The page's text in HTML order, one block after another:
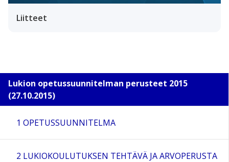
Liitteet
Lukion opetussuunnitelman perusteet 2015
(27.10.2015)
1 OPETUSSUUNNITELMA
2 LUKIOKOULUTUKSEN TEHTÄVÄ JA ARVOPERUSTA